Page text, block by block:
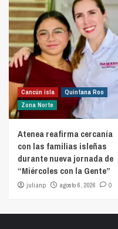
Cancún isla
Quintana Roo
Zona Norte
Atenea reafirma cercanía
con las familias isleñas
durante nueva jornada de
“Miércoles con la Gente”
julianp agosto 6, 2026 0